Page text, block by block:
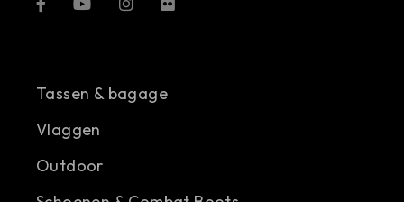
Tassen & bagage
Vlaggen
Outdoor